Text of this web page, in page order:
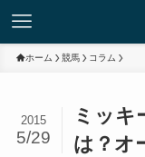
ホーム 競馬 コラム
ミッキ
は？オ
2015
5/29